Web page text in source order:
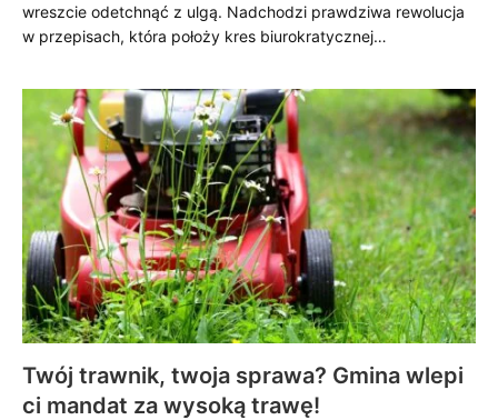
wreszcie odetchnąć z ulgą. Nadchodzi prawdziwa rewolucja
w przepisach, która położy kres biurokratycznej…
Twój trawnik, twoja sprawa? Gmina wlepi
ci mandat za wysoką trawę!